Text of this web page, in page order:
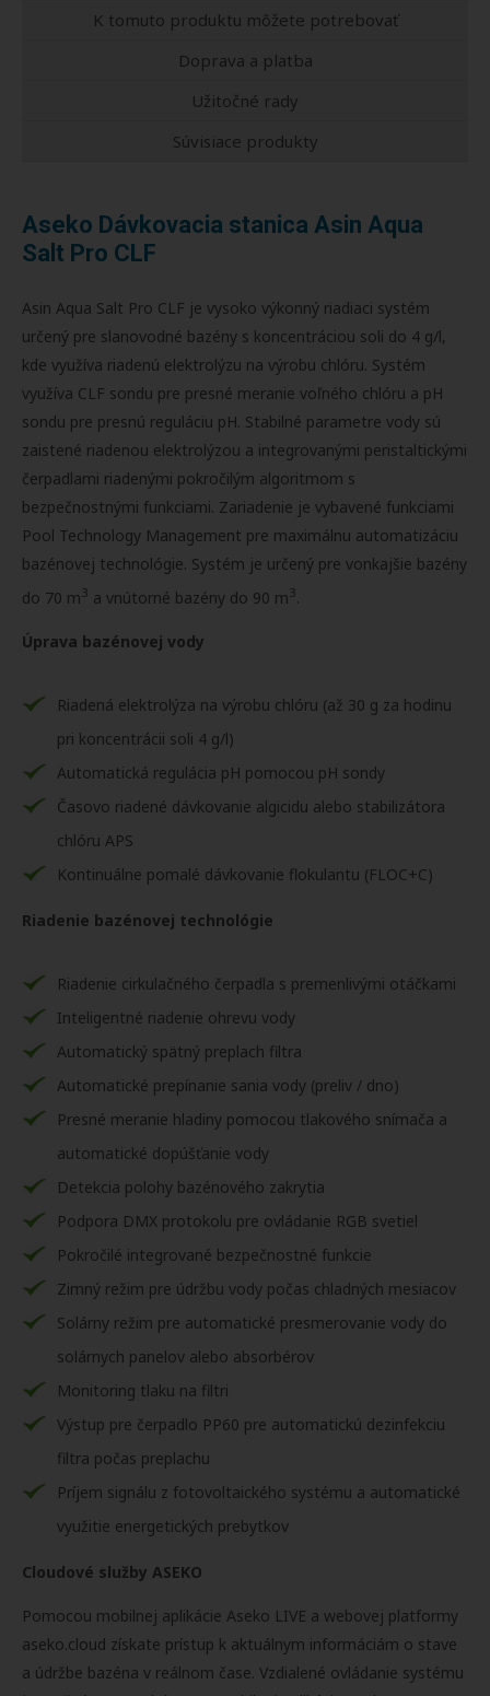
K tomuto produktu môžete potrebovať
Doprava a platba
Užitočné rady
Súvisiace produkty
Aseko Dávkovacia stanica Asin Aqua
Salt Pro CLF
Asin Aqua Salt Pro CLF je vysoko výkonný riadiaci systém
určený pre slanovodné bazény s koncentráciou soli do 4 g/l,
kde využíva riadenú elektrolýzu na výrobu chlóru. Systém
využíva CLF sondu pre presné meranie voľného chlóru a pH
sondu pre presnú reguláciu pH. Stabilné parametre vody sú
zaistené riadenou elektrolýzou a integrovanými peristaltickými
čerpadlami riadenými pokročilým algoritmom s
bezpečnostnými funkciami. Zariadenie je vybavené funkciami
Pool Technology Management pre maximálnu automatizáciu
bazénovej technológie. Systém je určený pre vonkajšie bazény
do 70 m3 a vnútorné bazény do 90 m3.
Úprava bazénovej vody
Riadená elektrolýza na výrobu chlóru (až 30 g za hodinu
pri koncentrácii soli 4 g/l)
Automatická regulácia pH pomocou pH sondy
Časovo riadené dávkovanie algicidu alebo stabilizátora
chlóru APS
Kontinuálne pomalé dávkovanie flokulantu (FLOC+C)
Riadenie bazénovej technológie
Riadenie cirkulačného čerpadla s premenlivými otáčkami
Inteligentné riadenie ohrevu vody
Automatický spätný preplach filtra
Automatické prepínanie sania vody (preliv / dno)
Presné meranie hladiny pomocou tlakového snímača a
automatické dopúšťanie vody
Detekcia polohy bazénového zakrytia
Podpora DMX protokolu pre ovládanie RGB svetiel
Pokročilé integrované bezpečnostné funkcie
Zimný režim pre údržbu vody počas chladných mesiacov
Solárny režim pre automatické presmerovanie vody do
solárnych panelov alebo absorbérov
Monitoring tlaku na filtri
Výstup pre čerpadlo PP60 pre automatickú dezinfekciu
filtra počas preplachu
Príjem signálu z fotovoltaického systému a automatické
využitie energetických prebytkov
Cloudové služby ASEKO
Pomocou mobilnej aplikácie Aseko LIVE a webovej platformy
aseko.cloud získate prístup k aktuálnym informáciám o stave
a údržbe bazéna v reálnom čase. Vzdialené ovládanie systému